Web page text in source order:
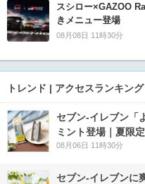
スシロー×GAZOO
きメニュー登場
08月08日 11時30分
トレンド | アクセスランキング
セブン‐イレブン「
ミント登場｜夏限
08月06日 11時30分
セブン‐イレブンに